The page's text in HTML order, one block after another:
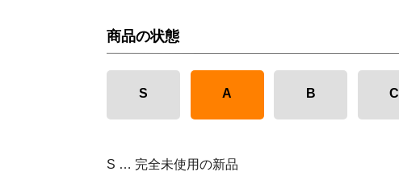
商品の状態
S A B C
S … 完全未使用の新品